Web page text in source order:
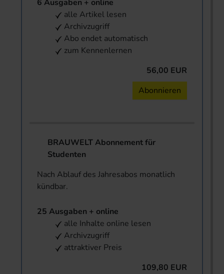
6 Ausgaben + online
alle Artikel lesen
Archivzugriff
Abo endet automatisch
zum Kennenlernen
56,00 EUR
Abonnieren
BRAUWELT Abonnement für
Studenten
Nach Ablauf des Jahresabos monatlich
kündbar.
25 Ausgaben + online
alle Inhalte online lesen
Archivzugriff
attraktiver Preis
109,80 EUR